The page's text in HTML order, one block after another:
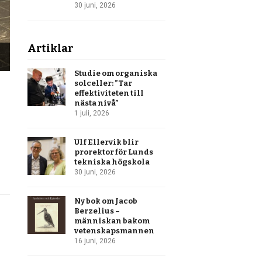
30 juni, 2026
Artiklar
Studie om organiska
solceller: ”Tar
effektiviteten till
nästa nivå”
1 juli, 2026
Ulf Ellervik blir
prorektor för Lunds
tekniska högskola
30 juni, 2026
Ny bok om Jacob
Berzelius –
människan bakom
vetenskapsmannen
16 juni, 2026